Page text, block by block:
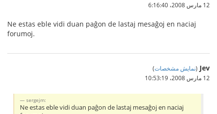
12 مارس 2008،‏ 6:16:40
Ne estas eble vidi duan paĝon de lastaj mesaĝoj en naciaj
forumoj.
Jev
(نمایش مشخصات)
12 مارس 2008،‏ 10:53:19
sergejm:
Ne estas eble vidi duan paĝon de lastaj mesaĝoj en naciaj